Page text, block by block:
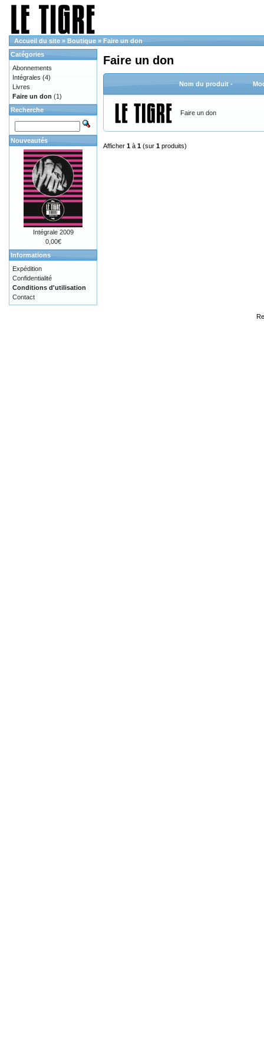
Accueil du site » Boutique » Faire un don
Faire un don
Nom du produit -
Faire un don
Afficher 1 à 1 (sur 1 produits)
Catégories
Abonnements
Intégrales (4)
Livres
Faire un don (1)
Recherche
Nouveautés
Intégrale 2009
0,00€
Informations
Expédition
Confidentialité
Conditions d'utilisation
Contact